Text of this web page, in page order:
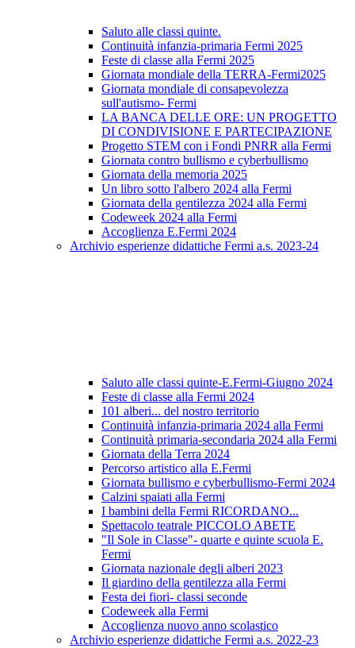
Saluto alle classi quinte.
Continuità infanzia-primaria Fermi 2025
Feste di classe alla Fermi 2025
Giornata mondiale della TERRA-Fermi2025
Giornata mondiale di consapevolezza
sull'autismo- Fermi
LA BANCA DELLE ORE: UN PROGETTO
DI CONDIVISIONE E PARTECIPAZIONE
Progetto STEM con i Fondi PNRR alla Fermi
Giornata contro bullismo e cyberbullismo
Giornata della memoria 2025
Un libro sotto l'albero 2024 alla Fermi
Giornata della gentilezza 2024 alla Fermi
Codeweek 2024 alla Fermi
Accoglienza E.Fermi 2024
Archivio esperienze didattiche Fermi a.s. 2023-24
Saluto alle classi quinte-E.Fermi-Giugno 2024
Feste di classe alla Fermi 2024
101 alberi... del nostro territorio
Continuità infanzia-primaria 2024 alla Fermi
Continuità primaria-secondaria 2024 alla Fermi
Giornata della Terra 2024
Percorso artistico alla E.Fermi
Giornata bullismo e cyberbullismo-Fermi 2024
Calzini spaiati alla Fermi
I bambini della Fermi RICORDANO...
Spettacolo teatrale PICCOLO ABETE
"Il Sole in Classe"- quarte e quinte scuola E.
Fermi
Giornata nazionale degli alberi 2023
Il giardino della gentilezza alla Fermi
Festa dei fiori- classi seconde
Codeweek alla Fermi
Accoglienza nuovo anno scolastico
Archivio esperienze didattiche Fermi a.s. 2022-23